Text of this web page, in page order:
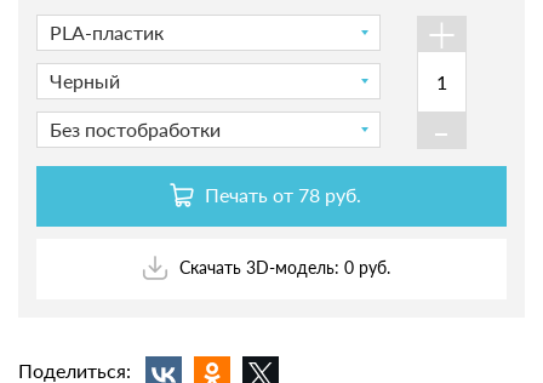
PLA-пластик
Черный
Без постобработки
+
-
Печать от 78 руб.
Скачать 3D-модель: 0 руб.
Поделиться: